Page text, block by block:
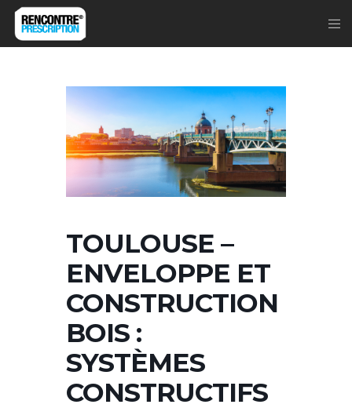
TOULOUSE –
ENVELOPPE ET
CONSTRUCTION
BOIS :
SYSTÈMES
CONSTRUCTIFS